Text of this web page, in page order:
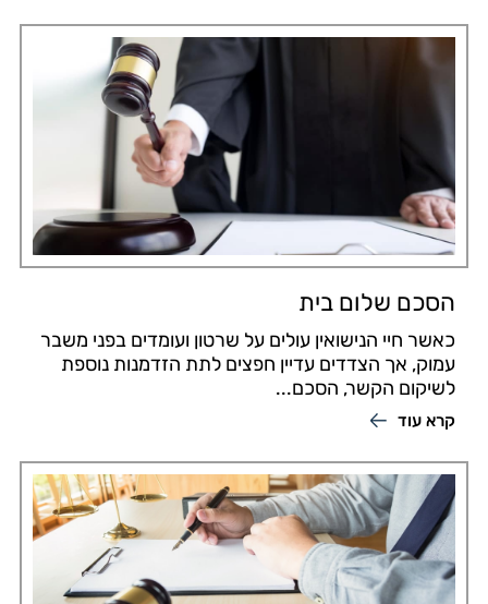
הסכם שלום בית
כאשר חיי הנישואין עולים על שרטון ועומדים בפני משבר
עמוק, אך הצדדים עדיין חפצים לתת הזדמנות נוספת
לשיקום הקשר, הסכם...
קרא עוד